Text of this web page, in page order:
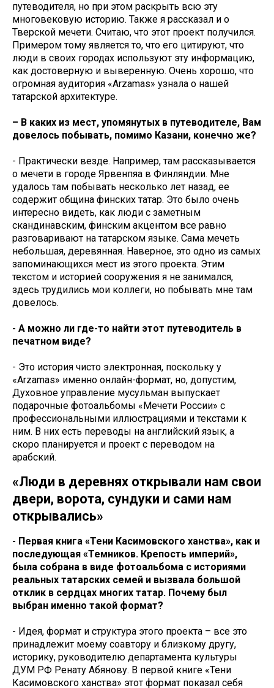
путеводителя, но при этом раскрыть всю эту
многовековую историю. Также я рассказал и о
Тверской мечети. Считаю, что этот проект получился.
Примером тому является то, что его цитируют, что
люди в своих городах используют эту информацию,
как достоверную и выверенную. Очень хорошо, что
огромная аудитория «Аrzamas» узнала о нашей
татарской архитектуре.
– В каких из мест, упомянутых в путеводителе, Вам
довелось побывать, помимо Казани, конечно же?
- Практически везде. Например, там рассказывается
о мечети в городе Ярвенпяа в Финляндии. Мне
удалось там побывать несколько лет назад, ее
содержит община финских татар. Это было очень
интересно видеть, как люди с заметным
скандинавским, финским акцентом все равно
разговаривают на татарском языке. Сама мечеть
небольшая, деревянная. Наверное, это одно из самых
запоминающихся мест из этого проекта. Этим
текстом и историей сооружения я не занимался,
здесь трудились мои коллеги, но побывать мне там
довелось.
- А можно ли где-то найти этот путеводитель в
печатном виде?
- Это история чисто электронная, поскольку у
«Arzamas» именно онлайн-формат, но, допустим,
Духовное управление мусульман выпускает
подарочные фотоальбомы «Мечети России» с
профессиональными иллюстрациями и текстами к
ним. В них есть переводы на английский язык, а
скоро планируется и проект с переводом на
арабский.
«Люди в деревнях открывали нам свои
двери, ворота, сундуки и сами нам
открывались»
- Первая книга «Тени Касимовского ханства», как и
последующая «Темников. Крепость империй»,
была собрана в виде фотоальбома с историями
реальных татарских семей и вызвала большой
отклик в сердцах многих татар. Почему был
выбран именно такой формат?
- Идея, формат и структура этого проекта – все это
принадлежит моему соавтору и близкому другу,
историку, руководителю департамента культуры
ДУМ РФ Ренату Абянову. В первой книге «Тени
Касимовского ханства» этот формат показал себя